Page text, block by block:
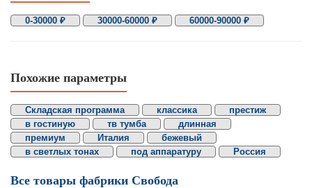
0-30000 ₽ 30000-60000 ₽ 60000-90000 ₽
Похожие параметры
Складская программа классика
престиж
в гостиную
тв тумба
длинная
премиум
Италия
бежевый
в светлых тонах
под аппаратуру Россия
Все товары фабрики Свобода